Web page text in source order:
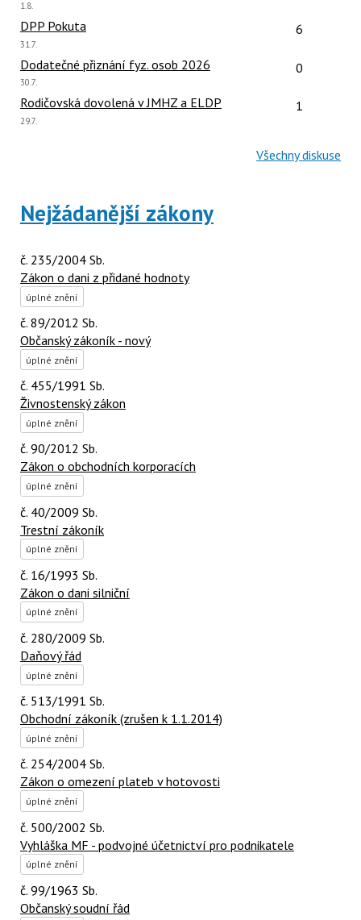
Poslední
1.8.
DPP Pokuta Počet
6
Poslední
31.7.
Dodatečné přiznání fyz. osob 2026 Počet
0
Poslední
30.7.
Rodičovská dovolená v JMHZ a ELDP Počet
1
Poslední
29.7.
Všechny diskuse
Nejžádanější zákony
č. 235/2004 Sb.
Zákon o dani z přidané hodnoty
úplné znění
č. 89/2012 Sb.
Občanský zákoník - nový
úplné znění
č. 455/1991 Sb.
Živnostenský zákon
úplné znění
č. 90/2012 Sb.
Zákon o obchodních korporacích
úplné znění
č. 40/2009 Sb.
Trestní zákoník
úplné znění
č. 16/1993 Sb.
Zákon o dani silniční
úplné znění
č. 280/2009 Sb.
Daňový řád
úplné znění
č. 513/1991 Sb.
Obchodní zákoník (zrušen k 1.1.2014)
úplné znění
č. 254/2004 Sb.
Zákon o omezení plateb v hotovosti
úplné znění
č. 500/2002 Sb.
Vyhláška MF - podvojné účetnictví pro podnikatele
úplné znění
č. 99/1963 Sb.
Občanský soudní řád